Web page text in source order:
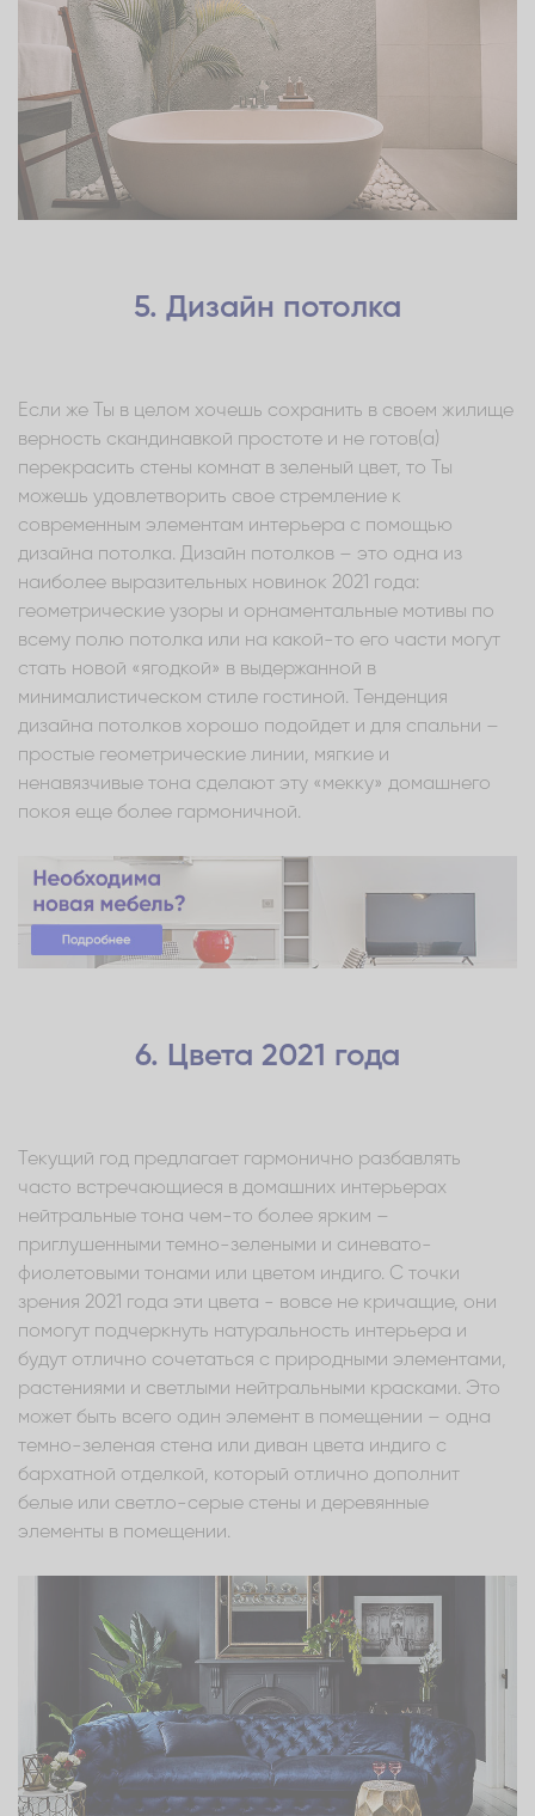
5. Дизайн потолка
Если же Ты в целом хочешь сохранить в своем жилище
верность скандинавкой простоте и не готов(а)
перекрасить стены комнат в зеленый цвет, то Ты
можешь удовлетворить свое стремление к
современным элементам интерьера с помощью
дизайна потолка. Дизайн потолков – это одна из
наиболее выразительных новинок 2021 года:
геометрические узоры и орнаментальные мотивы по
всему полю потолка или на какой-то его части могут
стать новой «ягодкой» в выдержанной в
минималистическом стиле гостиной. Тенденция
дизайна потолков хорошо подойдет и для спальни –
простые геометрические линии, мягкие и
ненавязчивые тона сделают эту «мекку» домашнего
покоя еще более гармоничной.
6. Цвета 2021 года
Текущий год предлагает гармонично разбавлять
часто встречающиеся в домашних интерьерах
нейтральные тона чем-то более ярким –
приглушенными темно-зелеными и синевато-
фиолетовыми тонами или цветом индиго. С точки
зрения 2021 года эти цвета - вовсе не кричащие, они
помогут подчеркнуть натуральность интерьера и
будут отлично сочетаться с природными элементами,
растениями и светлыми нейтральными красками. Это
может быть всего один элемент в помещении – одна
темно-зеленая стена или диван цвета индиго с
бархатной отделкой, который отлично дополнит
белые или светло-серые стены и деревянные
элементы в помещении.